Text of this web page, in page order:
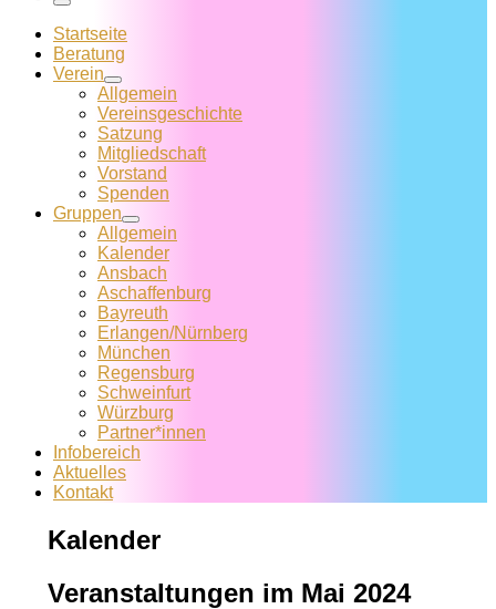
Menü
Startseite
Beratung
Verein
Allgemein
Vereins­geschichte
Satzung
Mitglied­schaft
Vorstand
Spenden
Gruppen
Allgemein
Kalender
Ansbach
Aschaffenburg
Bayreuth
Erlangen/Nürnberg
München
Regensburg
Schweinfurt
Würzburg
Partner*innen
Infobereich
Aktuelles
Kontakt
Kalender
Veranstaltungen im Mai 2024